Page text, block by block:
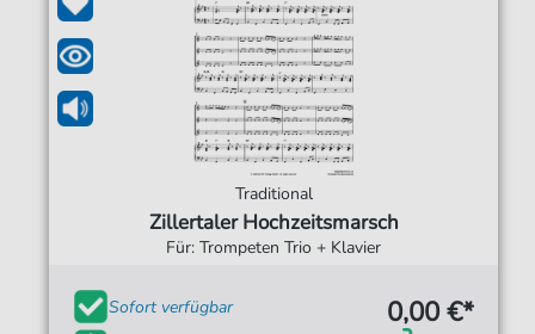
Traditional
Zillertaler Hochzeitsmarsch
Für: Trompeten Trio + Klavier
Sofort verfügbar
0,00 €*